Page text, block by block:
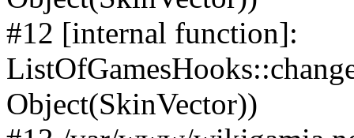
#12 [internal function]:
Object(SkinVector))